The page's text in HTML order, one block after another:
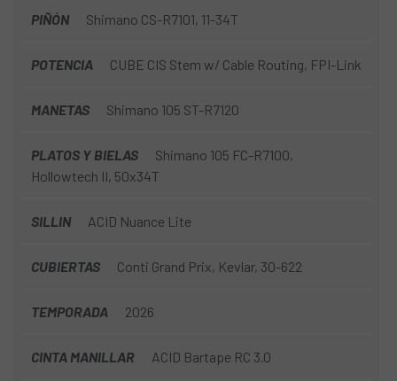
PIÑÓN Shimano CS-R7101, 11-34T
POTENCIA CUBE CIS Stem w/ Cable Routing, FPI-Link
MANETAS Shimano 105 ST-R7120
PLATOS Y BIELAS
Shimano 105 FC-R7100,
Hollowtech II, 50x34T
SILLIN ACID Nuance Lite
CUBIERTAS Conti Grand Prix, Kevlar, 30-622
TEMPORADA 2026
CINTA MANILLAR ACID Bartape RC 3.0